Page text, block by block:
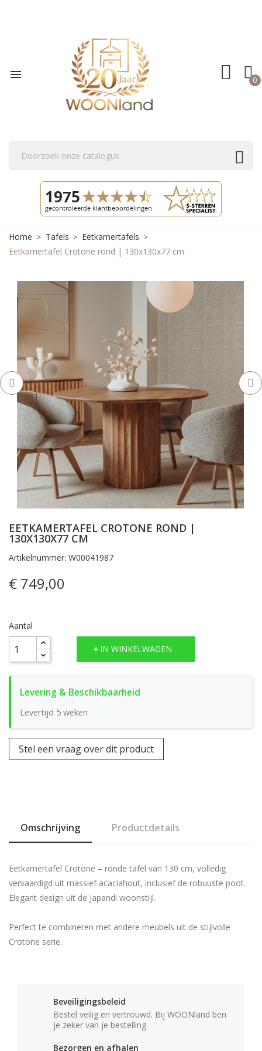
 0
Home Tafels
Eetkamertafels
Eetkamertafel Crotone rond | 130x130x77 cm
EETKAMERTAFEL CROTONE ROND |
130X130X77 CM
Artikelnummer: W00041987
€ 749,00
Aantal
IN WINKELWAGEN
Levertijd 5 weken
Stel een vraag over dit product
Omschrijving Productdetails
Eetkamertafel Crotone – ronde tafel van 130 cm, volledig
vervaardigd uit massief acaciahout, inclusief de robuuste poot.
Elegant design uit de Japandi woonstijl.
Perfect te combineren met andere meubels uit de stijlvolle
Crotone serie.
Beveiligingsbeleid
Bestel veilig en vertrouwd. Bij WOONland ben
je zeker van je bestelling.
Bezorgen en afhalen